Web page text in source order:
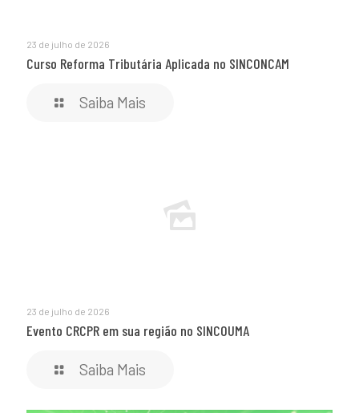
23 de julho de 2026
Curso Reforma Tributária Aplicada no SINCONCAM
Saiba Mais
23 de julho de 2026
Evento CRCPR em sua região no SINCOUMA
Saiba Mais